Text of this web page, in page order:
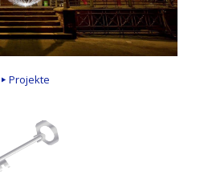
Projekte